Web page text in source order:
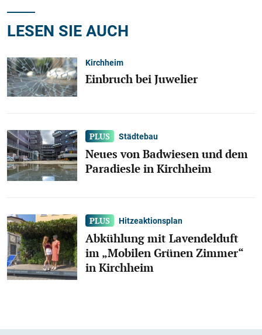
LESEN SIE AUCH
Kirchheim
Einbruch bei Juwelier
Städtebau
Neues von Badwiesen und dem
Paradiesle in Kirchheim
Hitzeaktionsplan
Abkühlung mit Lavendelduft
im „Mobilen Grünen Zimmer“
in Kirchheim